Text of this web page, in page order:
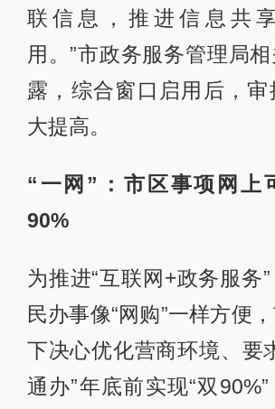
联信息，推进信息共
用。”市政务服务管理局
露，综合窗口启用后，审
大提高。
“一网”：市区事项网上
90%
为推进“互联网+政务服务
民办事像“网购”一样方便
下决心优化营商环境、要
通办”年底前实现“双